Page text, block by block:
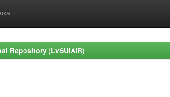
Repository (LvSUIAIR)